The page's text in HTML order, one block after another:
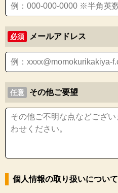
必須 メールアドレス
任意 その他ご要望
個人情報の取り扱いについて